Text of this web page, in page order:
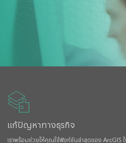
แก้ปัญหาทางธุรกิจ
เราพร้อมช่วยให้คุณใช้ฟังก์ชันล่าสุดของ ArcGIS